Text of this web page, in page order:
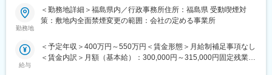
東日本大震災復興、他多数
・在籍人数：全国9支社にて約1,000名以上の技術が活躍しており
【ワークライフバランスが整う環境】
■業務概要：
発注者支援業務（国土交通省や地方自治体等の官公庁が発注する
公共事業で、発注者が行う業務を代行する補助業務）のうち、工
成の補助業務等、「資料作成」をメインでお任せいたします。
勤務地
＜勤務地詳細＞福島県内／行政事務所住所：福島県 受動喫煙対
策：敷地内全面禁煙変更の範囲：会社の定める事業所
給与
＜予定年収＞400万円～550万円＜賃金形態＞月給制補足事項なし
＜賃金内訳＞月額（基本給）：300,000円～315,000円固定残業手